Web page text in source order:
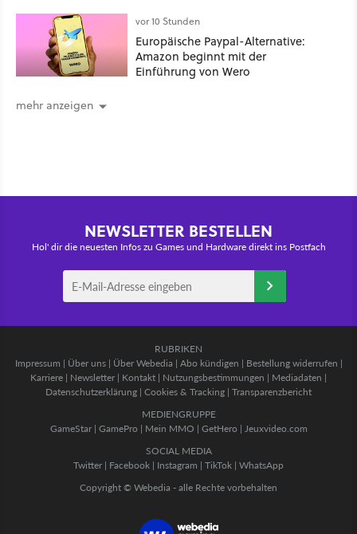
vor 10 Stunden
Europäische Paypal-Alternative:
Amazon beginnt mit der
Einführung von Wero
mehr anzeigen
NEWSLETTER BESTELLEN
Hol' dir die neuesten Infos zu Games und Hardware direkt ins Postfach
RUBRIKEN
Impressum | Über uns| Über Webedia | Abo kündigen | Bestellung widerrufen |
Karriere | Newsletter | Kontakt | Nutzungsbestimmungen | Mediadaten |
Datenschutzerklärung | Cookies & Tracking | Transparenzbericht
MEDIENGRUPPE
GameStar| GamePro | Mein MMO | GetHero | Jeuxvideo.com
SOCIAL MEDIA
Twitter | Facebook | Instagram | TikTok | WhatsApp
Copyright © Webedia - alle Rechte vorbehalten